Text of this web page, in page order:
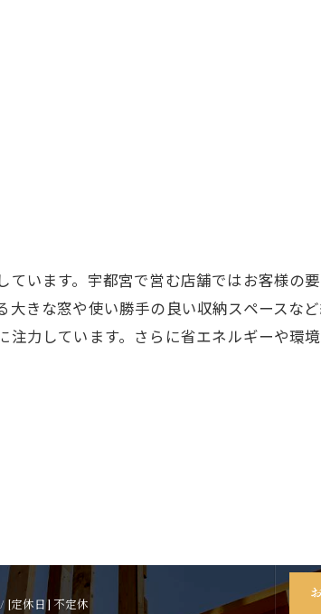
います。宇都宮で営む店舗ではお客様の
きな窓や使い勝手の良い収納スペースな
力しています。さらに省エネルギーや環
[定休日] 不定休